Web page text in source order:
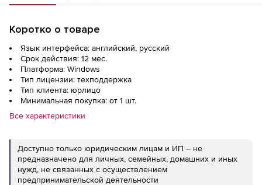
Коротко о товаре
Язык интерфейса: английский, русский
Срок действия: 12 мес.
Платформа: Windows
Тип лицензии: техподдержка
Тип клиента: юрлицо
Минимальная покупка: от 1 шт.
Все характеристики
Доступно только юридическим лицам и ИП – не
предназначено для личных, семейных, домашних и иных
нужд, не связанных с осуществлением
предпринимательской деятельности